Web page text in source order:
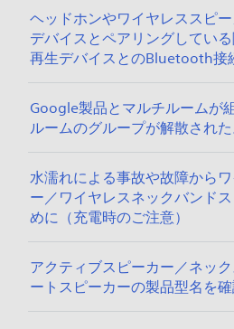
ヘッドホンやワイヤレススピ
デバイスとペアリングしてい
再生デバイスとのBluetooth接
Google製品とマルチルームが
ルームのグループが解散された
水濡れによる事故や故障から
ー／ワイヤレスネックバンド
めに（充電時のご注意）
アクティブスピーカー／ネッ
ートスピーカーの製品型名を